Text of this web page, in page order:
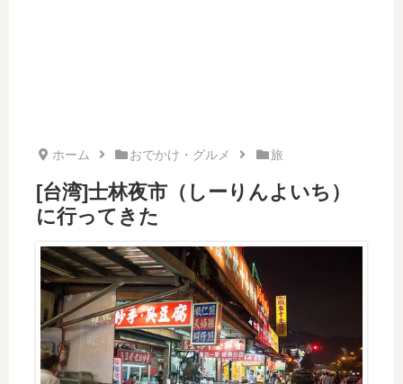
ホーム おでかけ・グルメ 旅
[台湾]士林夜市（しーりんよいち）
に行ってきた